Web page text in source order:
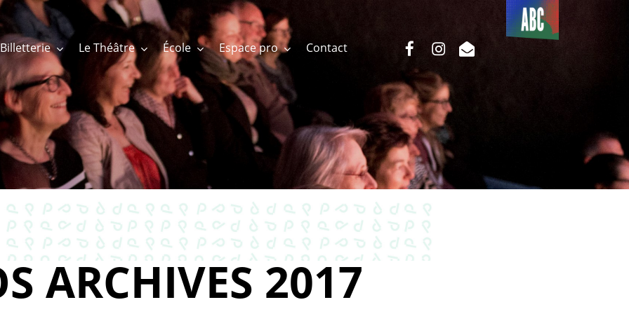
Billetterie Le Théâtre École Espace pro Contact
Du côté
de l’ABC
facebookinstagram
email
ARCHIVES 2017